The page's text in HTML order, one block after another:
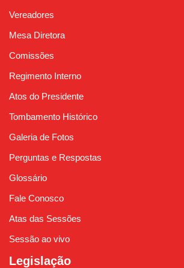
Vereadores
Mesa Diretora
Comissões
Regimento Interno
Atos do Presidente
Tombamento Histórico
Galeria de Fotos
Perguntas e Respostas
Glossário
Fale Conosco
Atas das Sessões
Sessão ao vivo
Legislação